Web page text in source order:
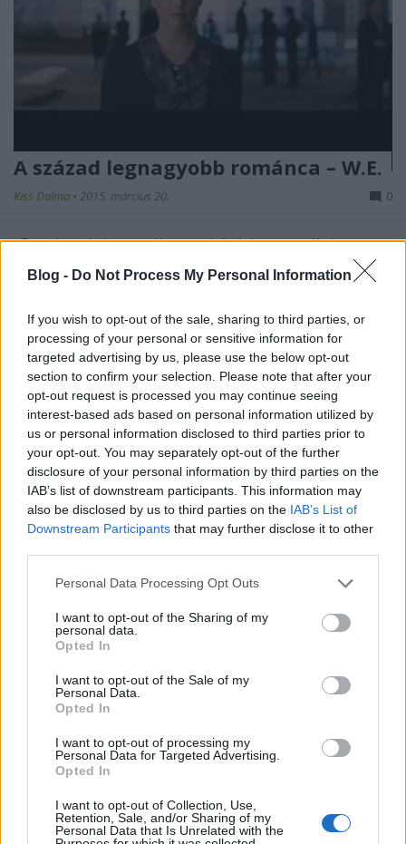
Blog - Do Not Process My Personal Information
If you wish to opt-out of the sale, sharing to third parties, or
processing of your personal or sensitive information for
targeted advertising by us, please use the below opt-out
section to confirm your selection. Please note that after your
opt-out request is processed you may continue seeing
interest-based ads based on personal information utilized by
us or personal information disclosed to third parties prior to
your opt-out. You may separately opt-out of the further
disclosure of your personal information by third parties on the
IAB’s list of downstream participants. This information may
also be disclosed by us to third parties on the IAB’s List of
Downstream Participants that may further disclose it to other
Please note that this website/app uses one or more Google
not limited to your visit or usage behaviour. You may click to
grant or deny consent to Google and its third-party tags to
use your data for below specified purposes in below Google
consent section.
Personal Data Processing Opt Outs
I want to opt-out of the Sharing of my
personal data.
Opted In
I want to opt-out of the Sale of my
Personal Data.
Opted In
I want to opt-out of processing my
Personal Data for Targeted Advertising.
Opted In
I want to opt-out of Collection, Use,
Retention, Sale, and/or Sharing of my
Personal Data that Is Unrelated with the
A század legnagyobb románca – W.E.
Kiss Dalma • 2015. március 20. 0
„Fogalmad sincs, milyen nehéz lehet megélni a
Madonna2011-esW.E. című filmjében arra
Ella helyett inkább Elsa –
Hamupipőke
RDorka•2015. március 19.
A Disneylegújabb filmje azélőszereplős
Hamupipőke(Cinderella,2015) sajnos közel sem
hozza aJégvarázs(Frozen, 2013) által felállított ...